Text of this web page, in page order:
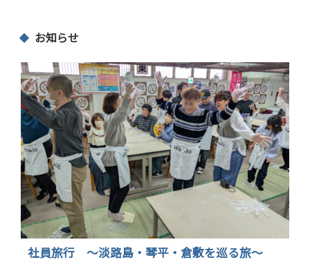
ナ
ビ
ゲ
ー
シ
ョ
ン
お知らせ
社員旅行 〜淡路島・琴平・倉敷を巡る旅〜